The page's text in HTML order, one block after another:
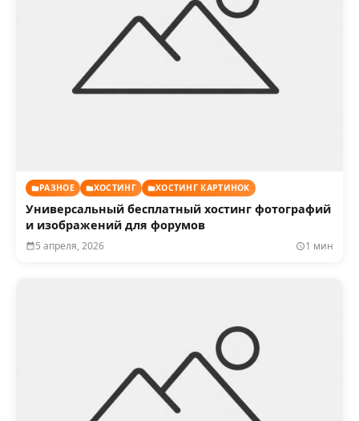
РАЗНОЕ ХОСТИНГ ХОСТИНГ КАРТИНОК
Универсальный бесплатный хостинг фотографий
и изображений для форумов
5 апреля, 2026 1 мин